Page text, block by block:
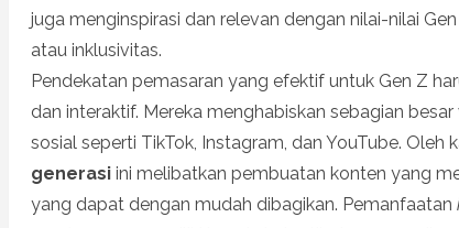
juga menginspirasi dan relevan dengan nilai-nilai
atau inklusivitas.
Pendekatan pemasaran yang efektif untuk Gen Z
dan interaktif. Mereka menghabiskan sebagian
sosial seperti TikTok, Instagram, dan YouTube. Oleh
generasi ini melibatkan pembuatan konten yang
yang dapat dengan mudah dibagikan. Pemanfaatan